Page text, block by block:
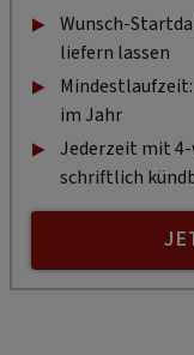
Wunsch-
liefern lassen
Mindestlaufzeit:
im Jahr
Jederzeit mit
schriftlich